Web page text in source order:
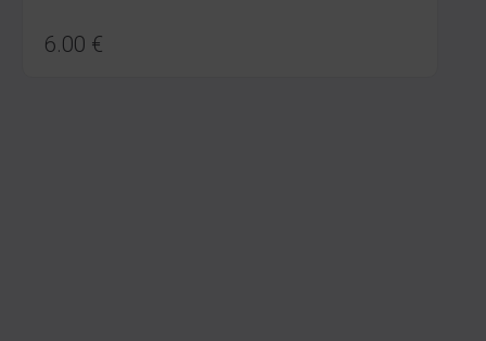
6.00 €